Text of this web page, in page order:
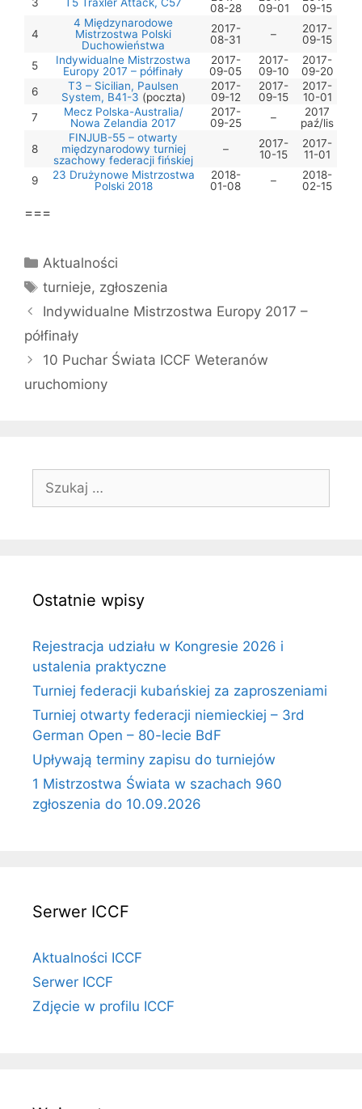
08-28
09-01
09-15
4
4 Międzynarodowe
Mistrzostwa Polski
Duchowieństwa
2017-
08-31
–
2017-
09-15
5
Indywidualne Mistrzostwa
Europy 2017 – półfinały
2017-
09-05
2017-
09-10
2017-
09-20
6
T3 – Sicilian, Paulsen
System, B41-3 (poczta)
2017-
09-12
2017-
09-15
2017-
10-01
7
Mecz Polska-Australia/
Nowa Zelandia 2017
2017-
09-25
–
2017
paź/lis
8
FINJUB-55 – otwarty
międzynarodowy turniej
szachowy federacji fińskiej
–
2017-
10-15
2017-
11-01
9
23 Drużynowe Mistrzostwa
Polski 2018
2018-
01-08
–
2018-
02-15
===
Kategorie
Aktualności
Tagi
turnieje, zgłoszenia
Indywidualne Mistrzostwa Europy 2017 –
półfinały
10 Puchar Świata ICCF Weteranów
uruchomiony
Szukaj:
Ostatnie wpisy
Rejestracja udziału w Kongresie 2026 i
ustalenia praktyczne
Turniej federacji kubańskiej za zaproszeniami
Turniej otwarty federacji niemieckiej – 3rd
German Open – 80-lecie BdF
Upływają terminy zapisu do turniejów
1 Mistrzostwa Świata w szachach 960
zgłoszenia do 10.09.2026
Serwer ICCF
Aktualności ICCF
Serwer ICCF
Zdjęcie w profilu ICCF